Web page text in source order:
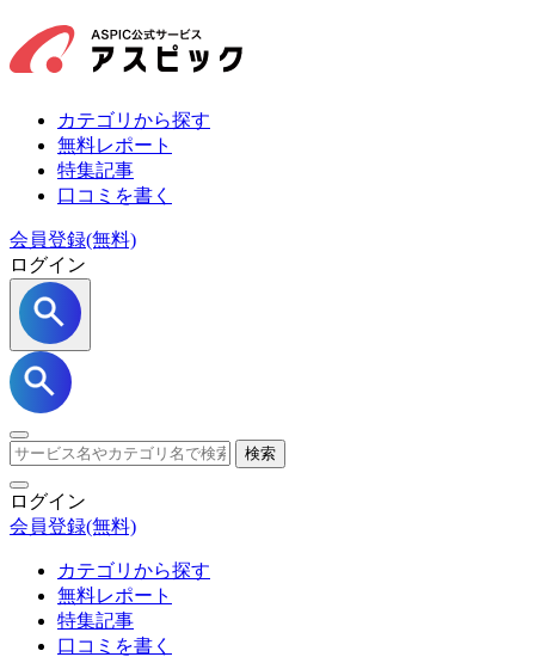
カテゴリから探す
無料レポート
特集記事
口コミを書く
会員登録(無料)
ログイン
検索
ログイン
会員登録(無料)
カテゴリから探す
無料レポート
特集記事
口コミを書く